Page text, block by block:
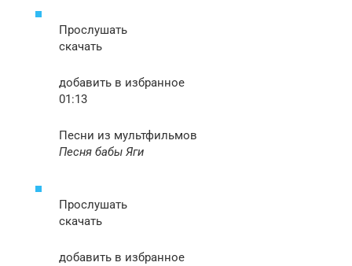
Прослушать
скачать
добавить в избранное
01:13
Песни из мультфильмов
Песня бабы Яги
Прослушать
скачать
добавить в избранное